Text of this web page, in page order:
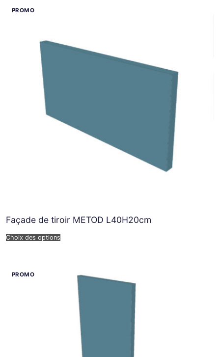
Façade de tiroir METOD L40H20cm
Choix des options